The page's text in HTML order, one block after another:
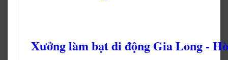
Xưởng làm bạt di động Gia Long -